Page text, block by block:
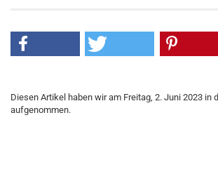
Diesen Artikel haben wir am Freitag, 2. Juni 2023 in
aufgenommen.